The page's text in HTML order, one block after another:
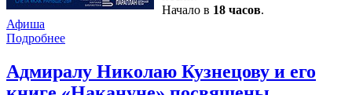
Начало в 18 часов.
Афиша
Подробнее
Адмиралу Николаю Кузнецову и его